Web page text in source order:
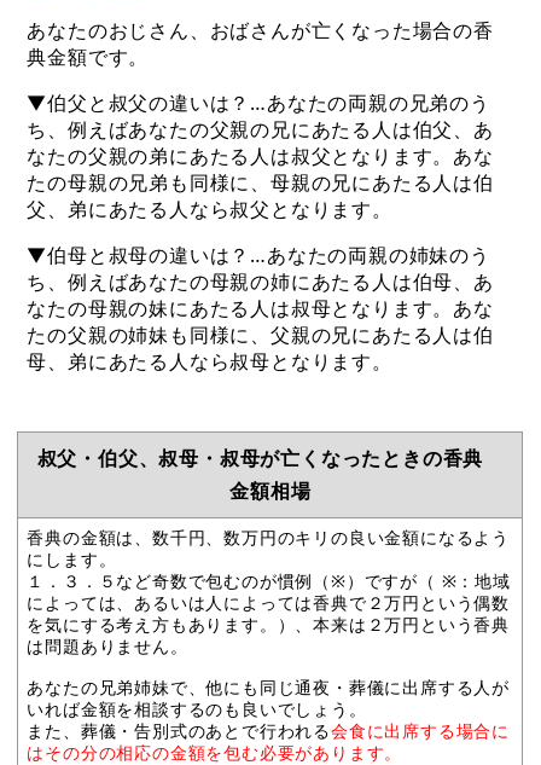
あなたのおじさん、おばさんが亡くなった場合の香
典金額です。
▼伯父と叔父の違いは？…あなたの両親の兄弟のう
ち、例えばあなたの父親の兄にあたる人は伯父、あ
なたの父親の弟にあたる人は叔父となります。あな
たの母親の兄弟も同様に、母親の兄にあたる人は伯
父、弟にあたる人なら叔父となります。
▼伯母と叔母の違いは？…あなたの両親の姉妹のう
ち、例えばあなたの母親の姉にあたる人は伯母、あ
なたの母親の妹にあたる人は叔母となります。あな
たの父親の姉妹も同様に、父親の兄にあたる人は伯
母、弟にあたる人なら叔母となります。
叔父・伯父、叔母・叔母が亡くなったときの香典
金額相場
香典の金額は、数千円、数万円のキリの良い金額になるよう
にします。
１．３．５など奇数で包むのが慣例（※）ですが（ ※：地域
によっては、あるいは人によっては香典で２万円という偶数
を気にする考え方もあります。）、本来は２万円という香典
は問題ありません。
あなたの兄弟姉妹で、他にも同じ通夜・葬儀に出席する人が
いれば金額を相談するのも良いでしょう。
また、葬儀・告別式のあとで行われる会食に出席する場合に
はその分の相応の金額を包む必要があります。